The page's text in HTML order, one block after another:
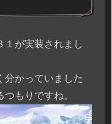
１が実装されまし
分かっていました
もりですね。